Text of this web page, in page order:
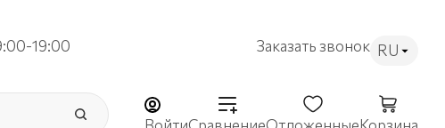
19:00 Заказать звонок RU